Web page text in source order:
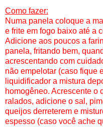
Como fazer:
Numa panela coloque a
e frite em fogo baixo até a
Adicione aos poucos a
panela, fritando bem,
acrescentando com
não empelotar (caso fique
liquidificador a mistura
homogêneo. Acrescente o
ralados, adicione o sal,
queijos derreterem e
espesso (caso você ache